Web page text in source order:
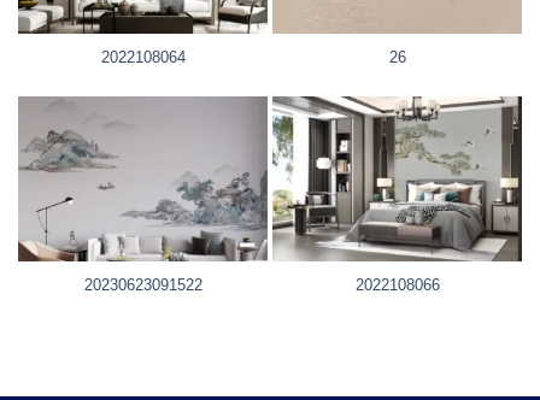
26
2022108064
2022108066
20230623091522